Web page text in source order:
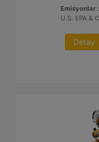
Emisyonlar :
Detay